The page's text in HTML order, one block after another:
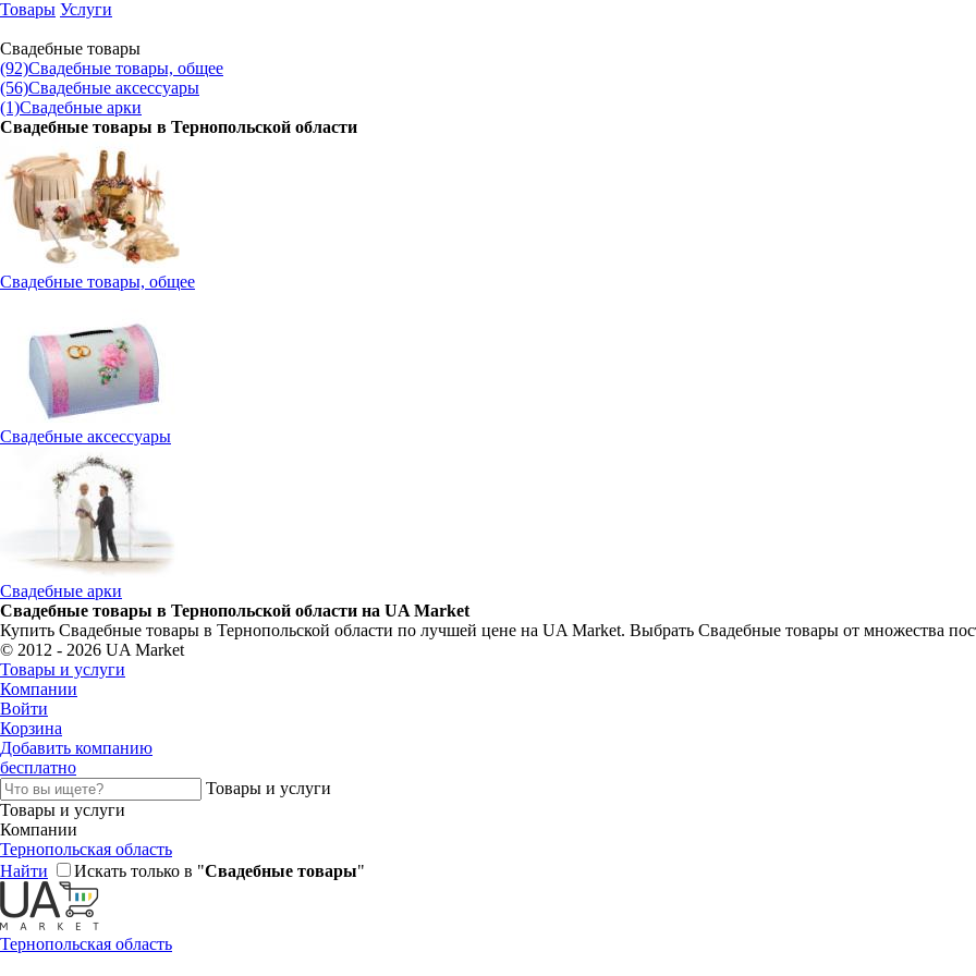
Товары Услуги
Свадебные товары
(92)Свадебные товары, общее
(56)Свадебные аксессуары
(1)Свадебные арки
Свадебные товары в Тернопольской области
Свадебные товары, общее
Свадебные аксессуары
Свадебные арки
Свадебные товары в Тернопольской области на UA Market
Купить Свадебные товары в Тернопольской области по лучшей цене на UA Market. Выбрать Свадебные товары от множества
© 2012 - 2026 UA Market
Товары и услуги
Компании
Войти
Корзина
Добавить компанию
бесплатно
Товары и услуги
Товары и услуги
Компании
Тернопольская область
Найти
Искать только в "Свадебные товары"
Тернопольская область